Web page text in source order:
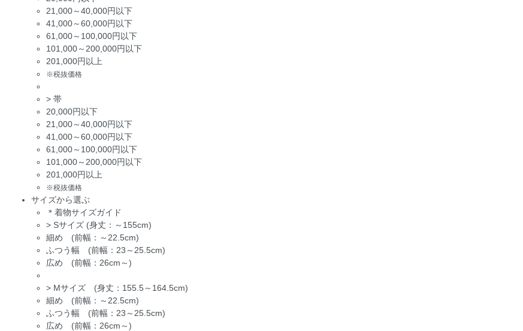
21,000～40,000円以下
41,000～60,000円以下
61,000～100,000円以下
101,000～200,000円以下
201,000円以上
※税抜価格
> 帯
20,000円以下
21,000～40,000円以下
41,000～60,000円以下
61,000～100,000円以下
101,000～200,000円以下
201,000円以上
※税抜価格
サイズから選ぶ
＊着物サイズガイド
> Sサイズ (身丈：～155cm)
細め (前幅：～22.5cm)
ふつう幅 (前幅：23～25.5cm)
広め (前幅：26cm～)
> Mサイズ (身丈：155.5～164.5cm)
細め (前幅：～22.5cm)
ふつう幅 (前幅：23～25.5cm)
広め (前幅：26cm～)